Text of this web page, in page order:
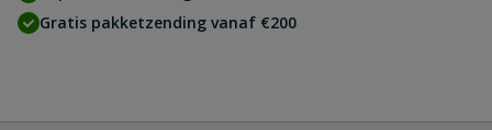
Gratis pakketzending vanaf €200